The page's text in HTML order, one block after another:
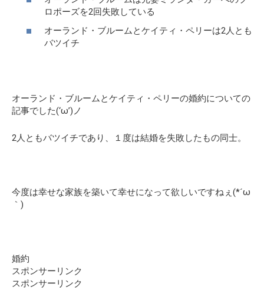
ロポーズを2回失敗している
オーランド・ブルームとケイティ・ペリーは2人とも
バツイチ
オーランド・ブルームとケイティ・ペリーの婚約についての
記事でした(‘ω’)ノ
2人ともバツイチであり、１度は結婚を失敗したもの同士。
今度は幸せな家族を築いて幸せになって欲しいですねぇ(*´ω
｀)
婚約
スポンサーリンク
スポンサーリンク